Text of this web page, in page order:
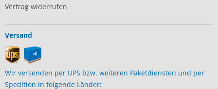
Vertrag widerrufen
Versand
Wir versenden per UPS bzw. weiteren Paketdiensten und per
Spedition in folgende Länder: